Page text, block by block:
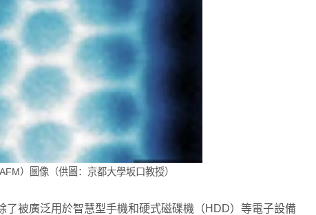
）圖像（供圖：京都大學坂口教授）
被廣泛用於智慧型手機和硬式磁碟機（HDD）等電子設備